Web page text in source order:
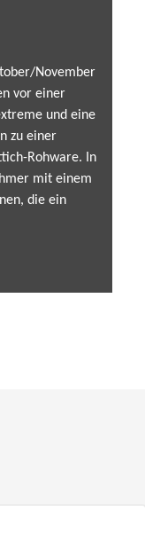
November
vor einer
und eine
zu einer
Rohware. In
mit einem
die ein